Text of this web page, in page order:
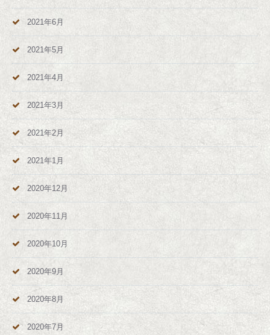
2021年6月
2021年5月
2021年4月
2021年3月
2021年2月
2021年1月
2020年12月
2020年11月
2020年10月
2020年9月
2020年8月
2020年7月